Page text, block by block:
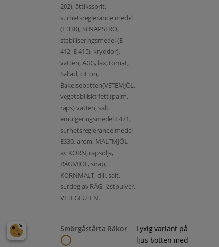
202), ättikssprit,
surhetsreglerande medel
(E 330), SENAPSFRÖ,
stabiliseringsmedel (E
412, E 415), kryddor),
vatten, ÄGG, lax, tomat,
Sallad, citron,
Bakelsebotten(VETEMJÖL,
vegetabiliskt fett (palm,
raps) vatten, salt,
emulgeringsmedel E471,
surhetsreglerande medel
E330, arom, MALTMJÖL
av KORN, rapsolja,
RÅGMJÖL, sirap,
KORNMALT, dill, salt,
surdeg av RÅG, jästpulver,
VETEGLUTEN.
Smörgåstårta Räkor
Lyxig variant på
ljus botten med